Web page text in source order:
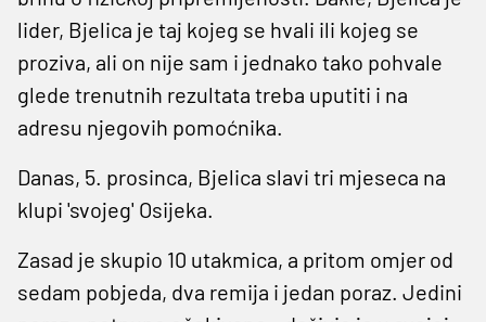
lider, Bjelica je taj kojeg se hvali ili kojeg se
proziva, ali on nije sam i jednako tako pohvale
glede trenutnih rezultata treba uputiti i na
adresu njegovih pomoćnika.
Danas, 5. prosinca, Bjelica slavi tri mjeseca na
klupi 'svojeg' Osijeka.
Zasad je skupio 10 utakmica, a pritom omjer od
sedam pobjeda, dva remija i jedan poraz. Jedini